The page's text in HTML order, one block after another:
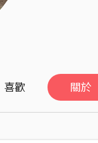
喜歡 關於